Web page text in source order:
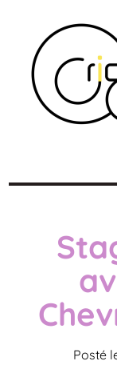
école
Villeneuve
Lille
Posté